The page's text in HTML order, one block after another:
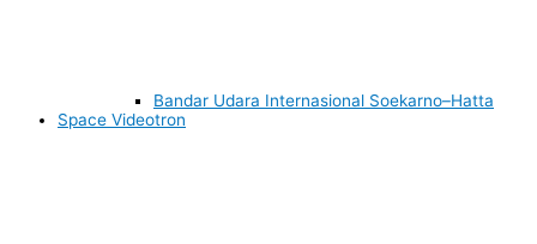
Bandar Udara Internasional Soekarno–Hatta
Space Videotron